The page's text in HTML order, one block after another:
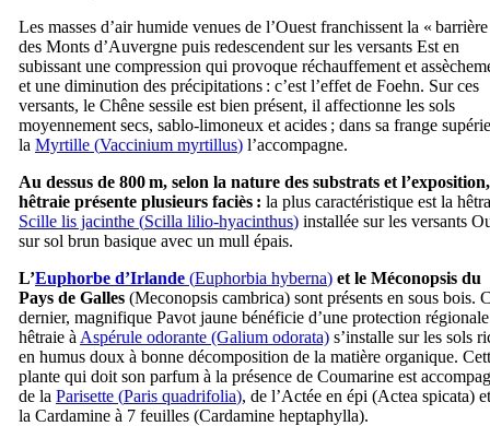
Les masses d’air humide venues de l’Ouest franchissent la «
des Monts d’Auvergne puis redescendent sur les versants Est en
subissant une compression qui provoque réchauffement et
et une diminution des précipitations : c’est l’effet de Foehn. Sur ces
versants, le Chêne sessile est bien présent, il affectionne les sols
moyennement secs, sablo-limoneux et acides ; dans sa frange
la Myrtille (Vaccinium myrtillus) l’accompagne.
Au dessus de 800 m, selon la nature des substrats et
hêtraie présente plusieurs faciès : la plus caractéristique est la
Scille lis jacinthe (Scilla lilio-hyacinthus) installée sur les versants
sur sol brun basique avec un mull épais.
L’Euphorbe d’Irlande (Euphorbia hyberna) et le Méconopsis du
Pays de Galles (Meconopsis cambrica) sont présents en sous bois.
dernier, magnifique Pavot jaune bénéficie d’une protection
hêtraie à Aspérule odorante (Galium odorata) s’installe sur les sols
en humus doux à bonne décomposition de la matière organique.
plante qui doit son parfum à la présence de Coumarine est
de la Parisette (Paris quadrifolia), de l’Actée en épi (Actea spicata)
la Cardamine à 7 feuilles (Cardamine heptaphylla).